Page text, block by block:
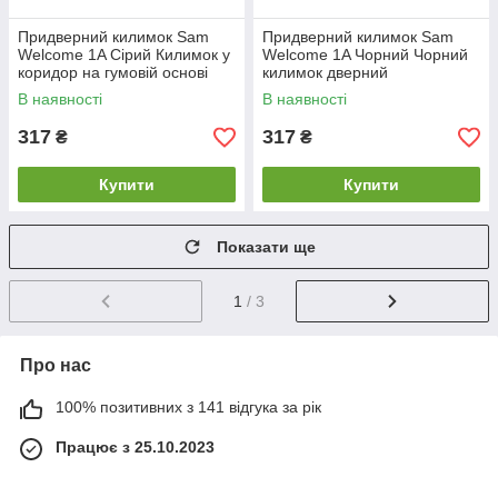
Придверний килимок Sam
Welcome 1A Сірий Килимок у
коридор на гумовій основі
Вхідний килимок з написом
В наявності
317 ₴
Купити
Придверний килимок Sam
Welcome 1A Чорний Чорний
килимок дверний
брудозбірний Килимок для
входу в квартиру
В наявності
317 ₴
Купити
Показати ще
1 / 3
Про нас
100% позитивних з 141 відгука за рік
Працює з 25.10.2023